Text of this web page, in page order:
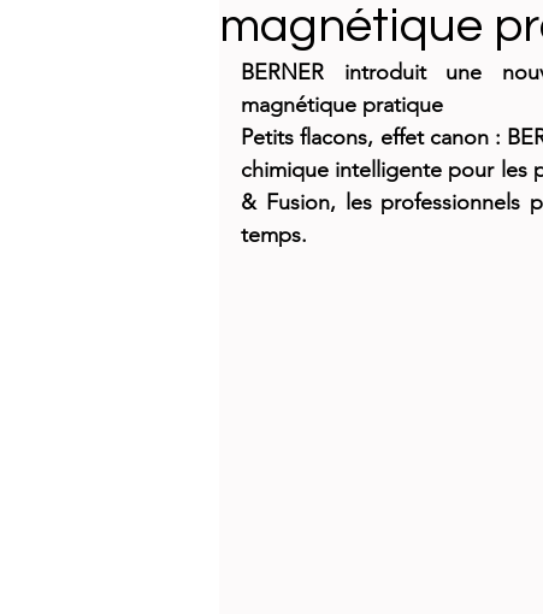
magnétique
BERNER introduit une
magnétique pratique
Petits flacons, effet canon :
chimique intelligente pour les
& Fusion, les professionnels
temps.